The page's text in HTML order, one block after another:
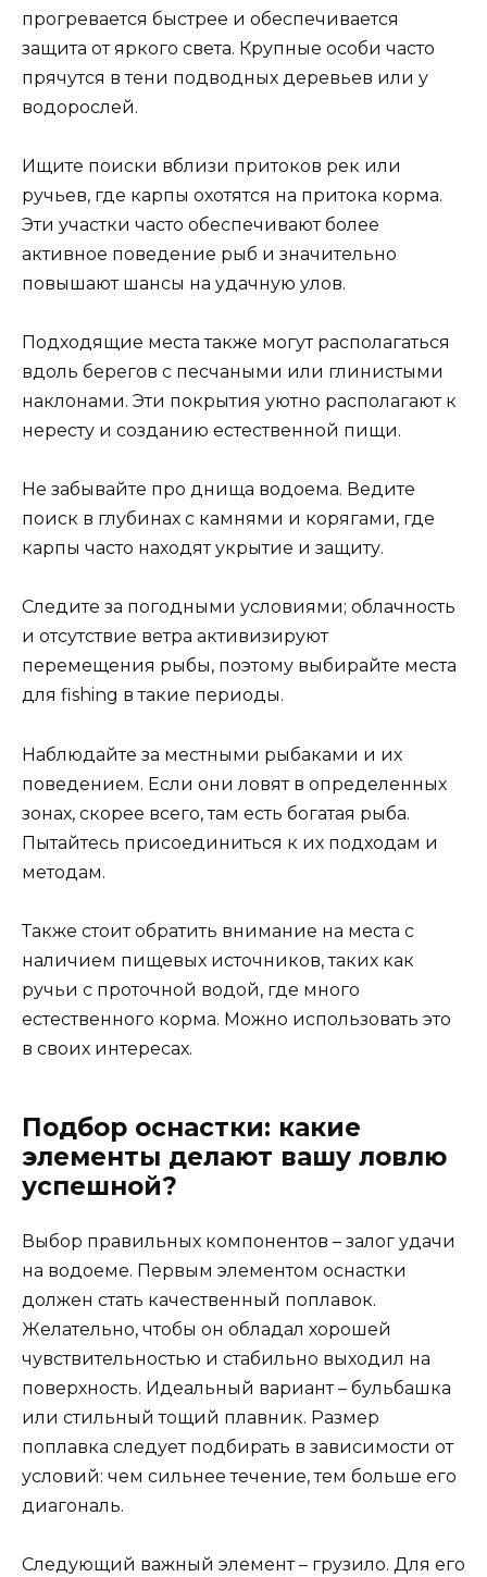
прогревается быстрее и обеспечивается
защита от яркого света. Крупные особи часто
прячутся в тени подводных деревьев или у
водорослей.
Ищите поиски вблизи притоков рек или
ручьев, где карпы охотятся на притока корма.
Эти участки часто обеспечивают более
активное поведение рыб и значительно
повышают шансы на удачную улов.
Подходящие места также могут располагаться
вдоль берегов с песчаными или глинистыми
наклонами. Эти покрытия уютно располагают к
нересту и созданию естественной пищи.
Не забывайте про днища водоема. Ведите
поиск в глубинах с камнями и корягами, где
карпы часто находят укрытие и защиту.
Следите за погодными условиями; облачность
и отсутствие ветра активизируют
перемещения рыбы, поэтому выбирайте места
для fishing в такие периоды.
Наблюдайте за местными рыбаками и их
поведением. Если они ловят в определенных
зонах, скорее всего, там есть богатая рыба.
Пытайтесь присоединиться к их подходам и
методам.
Также стоит обратить внимание на места с
наличием пищевых источников, таких как
ручьи с проточной водой, где много
естественного корма. Можно использовать это
в своих интересах.
Подбор оснастки: какие
элементы делают вашу ловлю
успешной?
Выбор правильных компонентов – залог удачи
на водоеме. Первым элементом оснастки
должен стать качественный поплавок.
Желательно, чтобы он обладал хорошей
чувствительностью и стабильно выходил на
поверхность. Идеальный вариант – бульбашка
или стильный тощий плавник. Размер
поплавка следует подбирать в зависимости от
условий: чем сильнее течение, тем больше его
диагональ.
Следующий важный элемент – грузило. Для его